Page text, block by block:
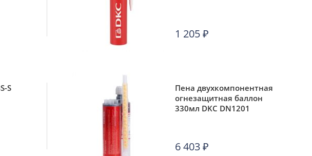
1 205₽
S
Пена двухкомпонентная
огнезащитная баллон
330мл DKC DN1201
6 403₽